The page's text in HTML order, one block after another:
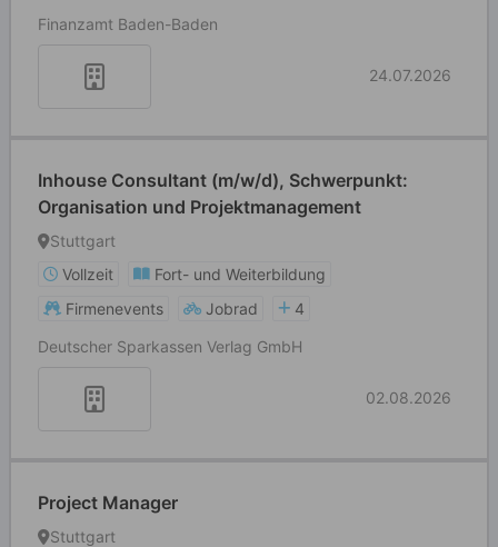
Finanzamt Baden-Baden
24.07.2026
Inhouse Consultant (m/w/d), Schwerpunkt:
Organisation und Projektmanagement
Stuttgart
Vollzeit
Fort- und Weiterbildung
Firmenevents
Jobrad
4
Deutscher Sparkassen Verlag GmbH
02.08.2026
Project Manager
Stuttgart